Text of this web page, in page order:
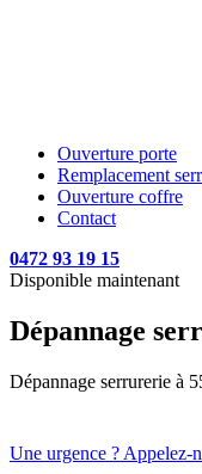
Ouverture porte
Remplacement
Ouverture coffre
Contact
0472 93 19 15
Disponible maintenant
Dépannage
Dépannage serrurerie à
Une urgence ? Appelez-